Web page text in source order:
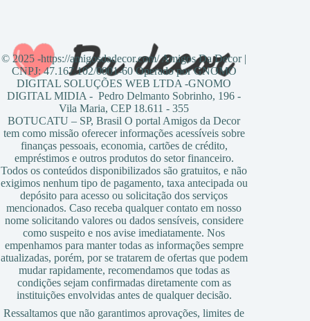
© 2025 -https://amigosdadecor.com/ Amigos Da Decor |
CNPJ: 47.167.102/0001-60 Operado por GNOMO
DIGITAL SOLUÇÕES WEB LTDA -GNOMO
DIGITAL MIDIA - Pedro Delmanto Sobrinho, 196 -
Vila Maria, CEP 18.611 - 355
BOTUCATU – SP, Brasil O portal Amigos da Decor
tem como missão oferecer informações acessíveis sobre
finanças pessoais, economia, cartões de crédito,
empréstimos e outros produtos do setor financeiro.
Todos os conteúdos disponibilizados são gratuitos, e não
exigimos nenhum tipo de pagamento, taxa antecipada ou
depósito para acesso ou solicitação dos serviços
mencionados. Caso receba qualquer contato em nosso
nome solicitando valores ou dados sensíveis, considere
como suspeito e nos avise imediatamente. Nos
empenhamos para manter todas as informações sempre
atualizadas, porém, por se tratarem de ofertas que podem
mudar rapidamente, recomendamos que todas as
condições sejam confirmadas diretamente com as
instituições envolvidas antes de qualquer decisão.
Ressaltamos que não garantimos aprovações, limites de